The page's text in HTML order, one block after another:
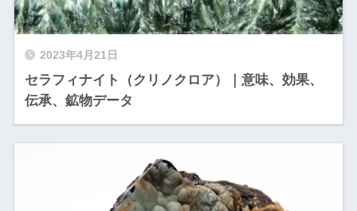
2023年4月21日
セラフィナイト（クリノクロア）｜意味、効果、
伝承、鉱物データ